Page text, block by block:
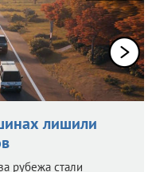
лишили
рубежа стали